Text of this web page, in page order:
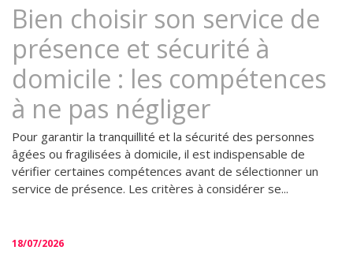
Bien choisir son service de
présence et sécurité à
domicile : les compétences
à ne pas négliger
Pour garantir la tranquillité et la sécurité des personnes
âgées ou fragilisées à domicile, il est indispensable de
vérifier certaines compétences avant de sélectionner un
service de présence. Les critères à considérer se...
18/07/2026